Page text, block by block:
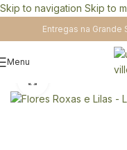
Skip to navigation Skip to
Entregas na Grande
Menu